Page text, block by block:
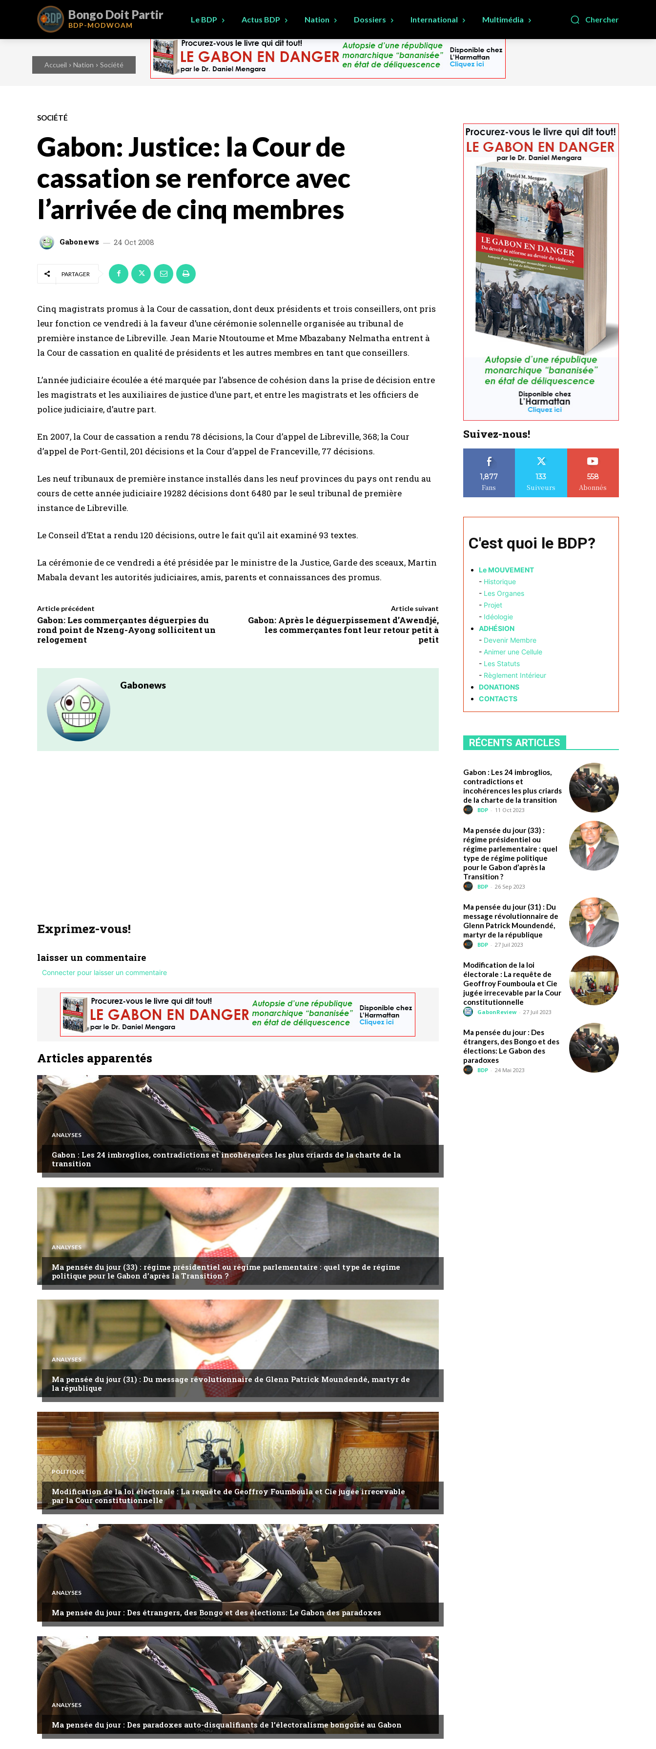
Bongo Doit Partir
BDP-MODWOAM
Chercher
Le BDP Actus BDP Nation Dossiers International Multimédia
Accueil Nation Société
SOCIÉTÉ
Gabon: Justice: la Cour de
cassation se renforce avec
l’arrivée de cinq membres
Gabonews 24 Oct 2008
PARTAGER
Cinq magistrats promus à la Cour de cassation, dont deux présidents et trois conseillers, ont pris
leur fonction ce vendredi à la faveur d’une cérémonie solennelle organisée au tribunal de
première instance de Libreville. Jean Marie Ntoutoume et Mme Mbazabany Nelmatha entrent à
la Cour de cassation en qualité de présidents et les autres membres en tant que conseillers.
L’année judiciaire écoulée a été marquée par l’absence de cohésion dans la prise de décision entre
les magistrats et les auxiliaires de justice d’une part, et entre les magistrats et les officiers de
police judiciaire, d’autre part.
En 2007, la Cour de cassation a rendu 78 décisions, la Cour d’appel de Libreville, 368; la Cour
d’appel de Port-Gentil, 201 décisions et la Cour d’appel de Franceville, 77 décisions.
Les neuf tribunaux de première instance installés dans les neuf provinces du pays ont rendu au
cours de cette année judiciaire 19282 décisions dont 6480 par le seul tribunal de première
instance de Libreville.
Le Conseil d’Etat a rendu 120 décisions, outre le fait qu’il ait examiné 93 textes.
La cérémonie de ce vendredi a été présidée par le ministre de la Justice, Garde des sceaux, Martin
Mabala devant les autorités judiciaires, amis, parents et connaissances des promus.
Article précédent
Gabon: Les commerçantes déguerpies du
rond point de Nzeng-Ayong sollicitent un
relogement
Article suivant
Gabon: Après le déguerpissement d’Awendjé,
les commerçantes font leur retour petit à
petit
Gabonews
Exprimez-vous!
laisser un commentaire
Connecter pour laisser un commentaire
Articles apparentés
ANALYSES
Gabon : Les 24 imbroglios, contradictions et incohérences les plus criards de la charte de la
transition
ANALYSES
Ma pensée du jour (33) : régime présidentiel ou régime parlementaire : quel type de régime
politique pour le Gabon d’après la Transition ?
ANALYSES
Ma pensée du jour (31) : Du message révolutionnaire de Glenn Patrick Moundendé, martyr de
la république
POLITIQUE
Modification de la loi électorale : La requête de Geoffroy Foumboula et Cie jugée irrecevable
par la Cour constitutionnelle
ANALYSES
Ma pensée du jour : Des étrangers, des Bongo et des élections: Le Gabon des paradoxes
ANALYSES
Ma pensée du jour : Des paradoxes auto-disqualifiants de l’électoralisme bongoïsé au Gabon
Suivez-nous!
1,877
Fans
133
Suiveurs
558
Abonnés
C'est quoi le BDP?
Le MOUVEMENT
- Historique
- Les Organes
- Projet
- Idéologie
ADHÉSION
- Devenir Membre
- Animer une Cellule
- Les Statuts
- Règlement Intérieur
DONATIONS
CONTACTS
RÉCENTS ARTICLES
Gabon : Les 24 imbroglios,
contradictions et
incohérences les plus criards
de la charte de la transition
BDP - 11 Oct 2023
Ma pensée du jour (33) :
régime présidentiel ou
régime parlementaire : quel
type de régime politique
pour le Gabon d’après la
Transition ?
BDP - 26 Sep 2023
Ma pensée du jour (31) : Du
message révolutionnaire de
Glenn Patrick Moundendé,
martyr de la république
BDP - 27 Juil 2023
Modification de la loi
électorale : La requête de
Geoffroy Foumboula et Cie
jugée irrecevable par la Cour
constitutionnelle
GabonReview - 27 Juil 2023
Ma pensée du jour : Des
étrangers, des Bongo et des
élections: Le Gabon des
paradoxes
BDP - 24 Mai 2023